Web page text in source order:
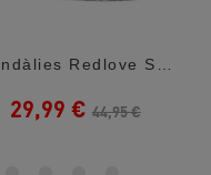
29,99 € 44,95 €